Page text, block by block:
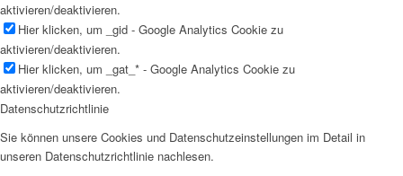
aktivieren/deaktivieren.
Hier klicken, um _gid - Google Analytics Cookie zu
aktivieren/deaktivieren.
Hier klicken, um _gat_* - Google Analytics Cookie zu
aktivieren/deaktivieren.
Datenschutzrichtlinie
Sie können unsere Cookies und Datenschutzeinstellungen im Detail in
unseren Datenschutzrichtlinie nachlesen.